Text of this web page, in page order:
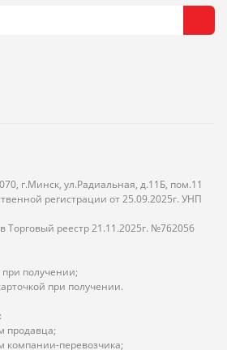
г.Минск, ул.Радиальная, д.11Б, пом.11
регистрации от 25.09.2025г. УНП
Торговый реестр 21.11.2025г. №762056
получении;
при получении.
продавца;
компании-перевозчика;